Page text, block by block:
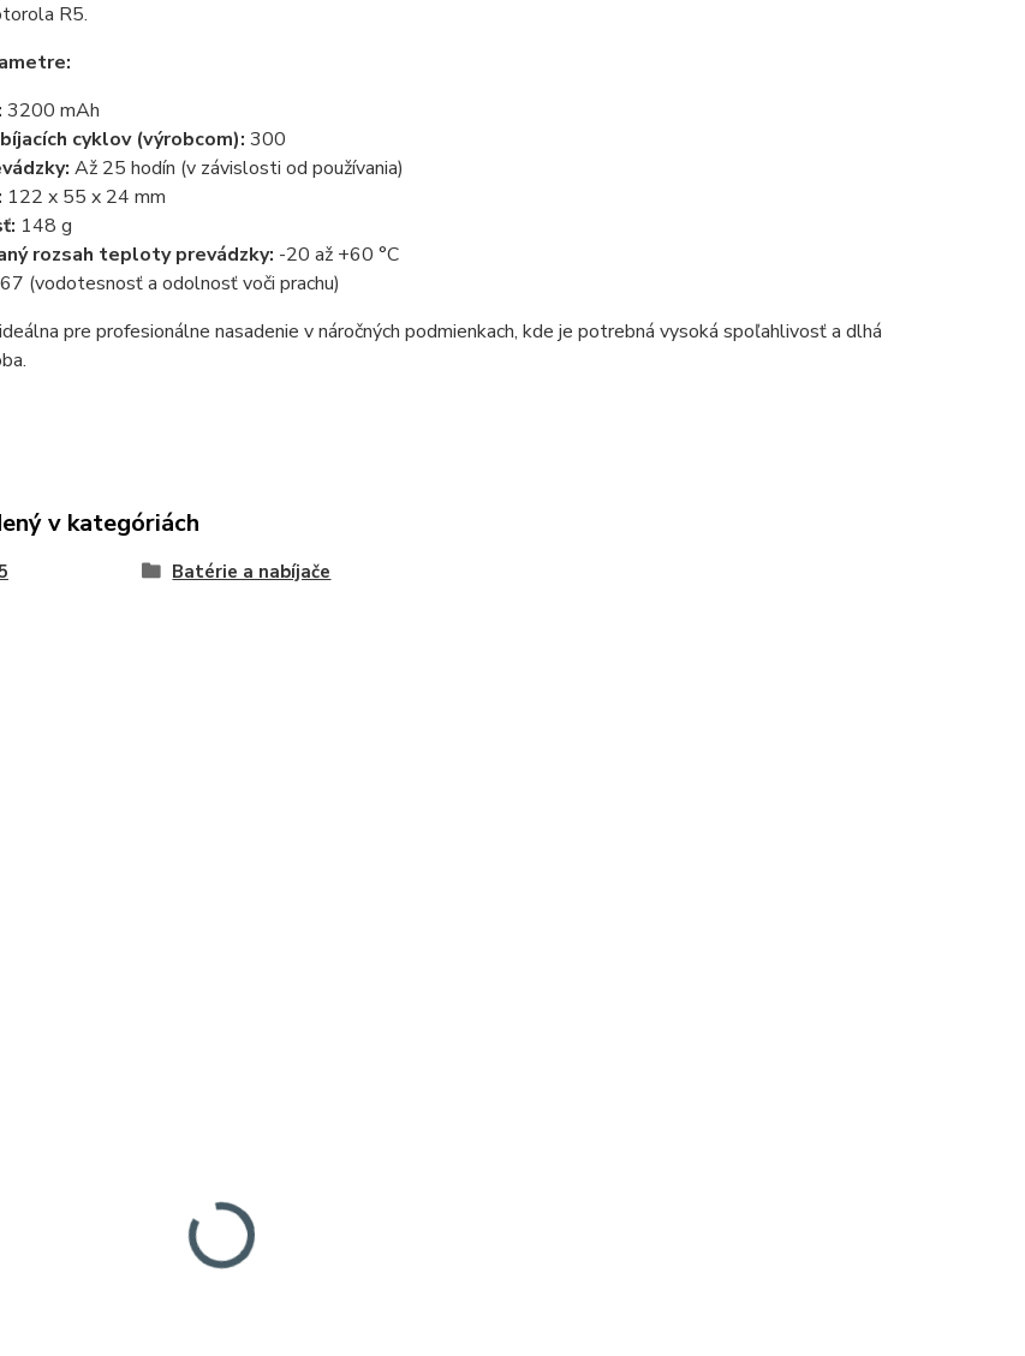
R5.
3200 mAh
cyklov (výrobcom): 300
Až 25 hodín (v závislosti od používania)
122 x 55 x 24 mm
148 g
rozsah teploty prevádzky: -20 až +60 °C
(vodotesnosť a odolnosť voči prachu)
pre profesionálne nasadenie v náročných podmienkach, kde je potrebná vysoká spoľahlivosť a dlhá
v kategóriách
Batérie a nabíjače